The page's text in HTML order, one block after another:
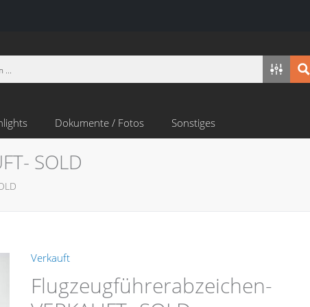
Dokumente / Fotos Sonstiges
SOLD
Verkauft
Flugzeugführerabzeichen-